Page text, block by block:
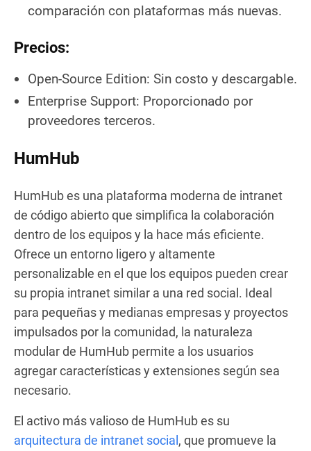
comparación con plataformas más nuevas.
Precios:
Open-Source Edition: Sin costo y descargable.
Enterprise Support: Proporcionado por
proveedores terceros.
HumHub
HumHub es una plataforma moderna de intranet
de código abierto que simplifica la colaboración
dentro de los equipos y la hace más eficiente.
Ofrece un entorno ligero y altamente
personalizable en el que los equipos pueden crear
su propia intranet similar a una red social. Ideal
para pequeñas y medianas empresas y proyectos
impulsados por la comunidad, la naturaleza
modular de HumHub permite a los usuarios
agregar características y extensiones según sea
necesario.
El activo más valioso de HumHub es su
arquitectura de intranet social, que promueve la